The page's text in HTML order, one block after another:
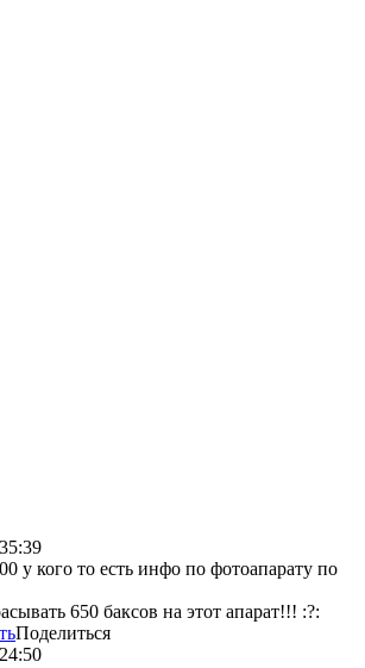
у кого то есть инфо по фотоапарату по
650 баксов на этот апарат!!! :?:
Поделиться